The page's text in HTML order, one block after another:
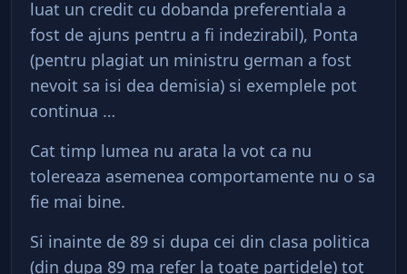
luat un credit cu dobanda preferentiala a
fost de ajuns pentru a fi indezirabil), Ponta
(pentru plagiat un ministru german a fost
nevoit sa isi dea demisia) si exemplele pot
continua …
Cat timp lumea nu arata la vot ca nu
tolereaza asemenea comportamente nu o sa
fie mai bine.
Si inainte de 89 si dupa cei din clasa politica
(din dupa 89 ma refer la toate partidele) tot